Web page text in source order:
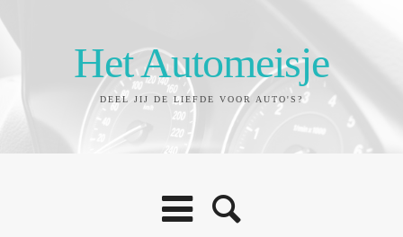
Het Automeisje
DEEL JIJ DE LIEFDE VOOR AUTO'S?